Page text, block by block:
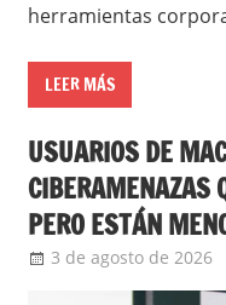
herramientas
LEER MÁS
USUARIOS DE
CIBERAMENAZAS
PERO ESTÁN
3 de agosto de 2026